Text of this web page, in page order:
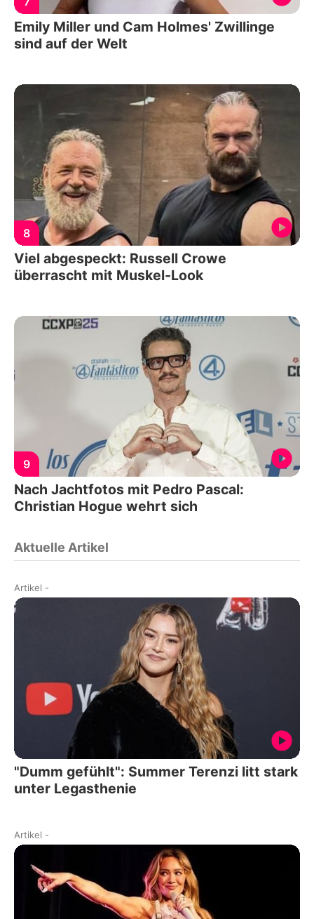
Emily Miller und Cam Holmes' Zwillinge
sind auf der Welt
8
Viel abgespeckt: Russell Crowe
überrascht mit Muskel-Look
9
Nach Jachtfotos mit Pedro Pascal:
Christian Hogue wehrt sich
Aktuelle Artikel
Artikel -
"Dumm gefühlt": Summer Terenzi litt stark
unter Legasthenie
Artikel -